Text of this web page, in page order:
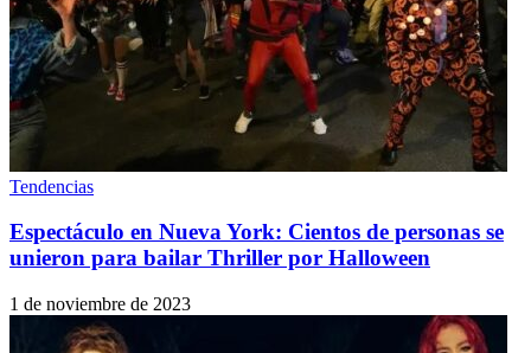
Tendencias
Espectáculo en Nueva York: Cientos de personas se
unieron para bailar Thriller por Halloween
1 de noviembre de 2023